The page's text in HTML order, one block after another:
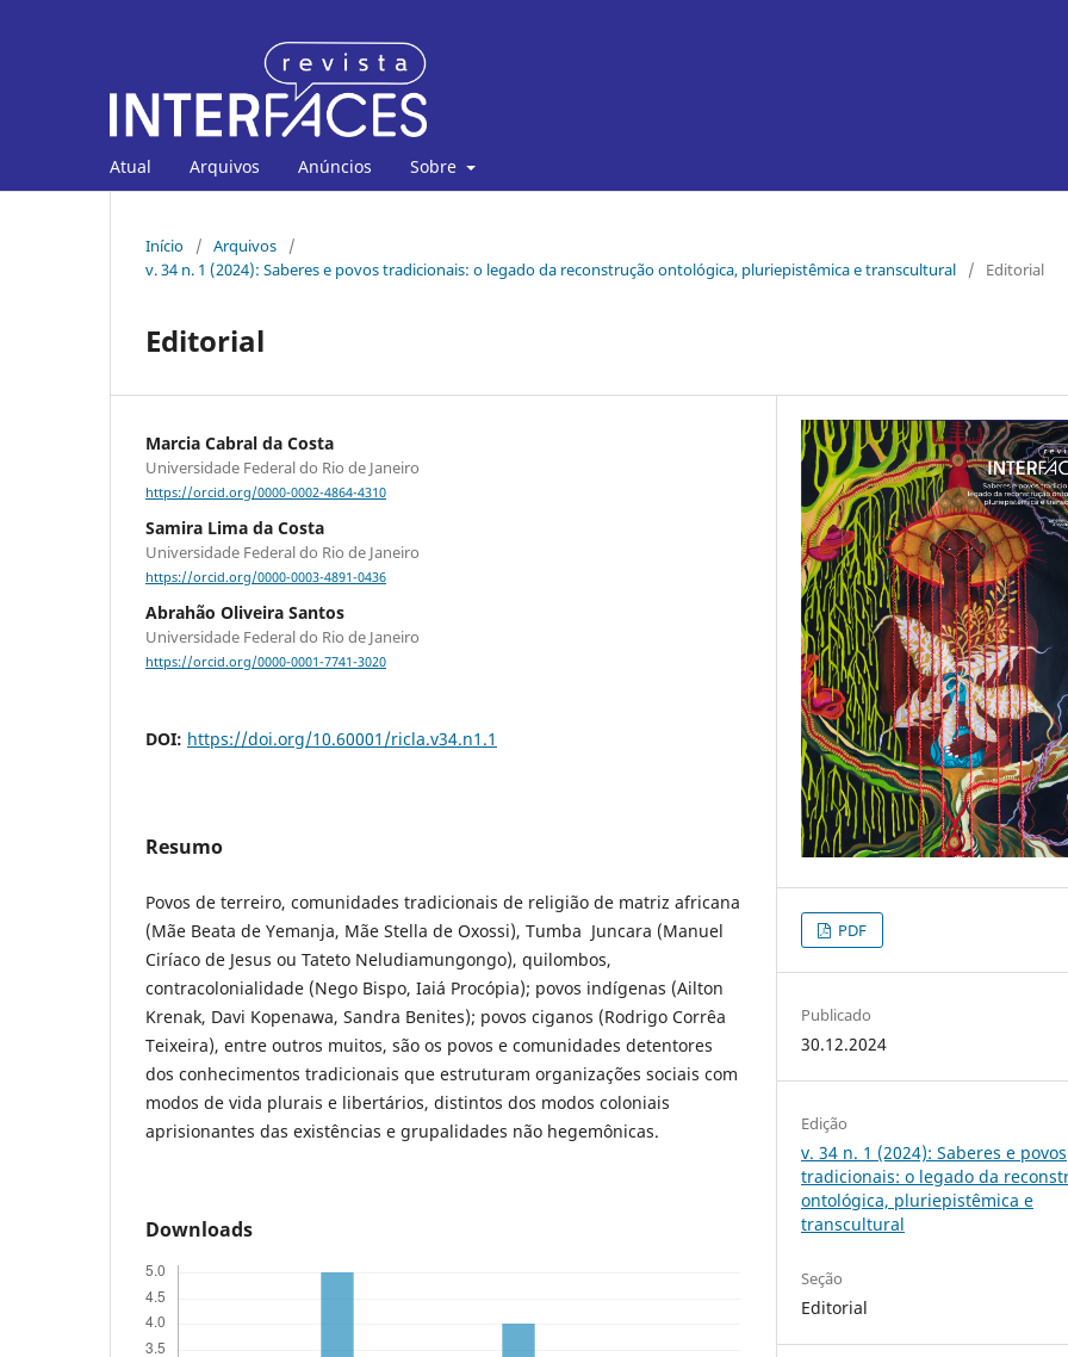
Atual Arquivos Anúncios Sobre
Início / Arquivos
/
v. 34 n. 1 (2024): Saberes e povos tradicionais: o legado da reconstrução ontológica, pluriepistêmica e transcultural
/ Editorial
Editorial
Marcia Cabral da Costa
Universidade Federal do Rio de Janeiro
https://orcid.org/0000-0002-4864-4310
Samira Lima da Costa
Universidade Federal do Rio de Janeiro
https://orcid.org/0000-0003-4891-0436
Abrahão Oliveira Santos
Universidade Federal do Rio de Janeiro
https://orcid.org/0000-0001-7741-3020
DOI: https://doi.org/10.60001/ricla.v34.n1.1
Resumo
Povos de terreiro, comunidades tradicionais de religião de matriz africana
(Mãe Beata de Yemanja, Mãe Stella de Oxossi), Tumba Juncara (Manuel
Ciríaco de Jesus ou Tateto Neludiamungongo), quilombos,
contracolonialidade (Nego Bispo, Iaiá Procópia); povos indígenas (Ailton
Krenak, Davi Kopenawa, Sandra Benites); povos ciganos (Rodrigo Corrêa
Teixeira), entre outros muitos, são os povos e comunidades detentores
dos conhecimentos tradicionais que estruturam organizações sociais com
modos de vida plurais e libertários, distintos dos modos coloniais
aprisionantes das existências e grupalidades não hegemônicas.
Downloads
PDF
Publicado
30.12.2024
Edição
v. 34 n. 1 (2024): Saberes e povos
tradicionais: o legado da
ontológica, pluriepistêmica e
transcultural
Seção
Editorial